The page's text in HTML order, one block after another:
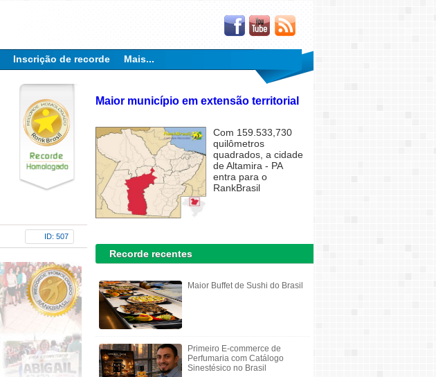
Inscrição de recorde Mais...
ID: 507
Maior município em extensão territorial
Com 159.533,730
quilômetros
quadrados, a cidade
de Altamira - PA
entra para o
RankBrasil
Recorde recentes
Maior Buffet de Sushi do Brasil
Primeiro E-commerce de
Perfumaria com Catálogo
Sinestésico no Brasil